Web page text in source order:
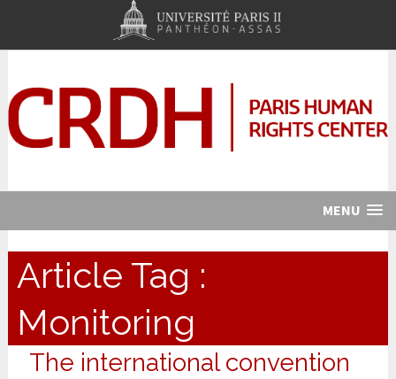
MENU
Article Tag :
Monitoring
The international convention